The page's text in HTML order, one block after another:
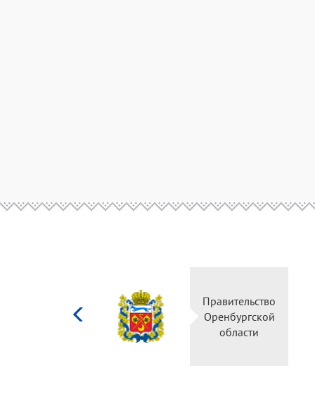
Правительство
Оренбургской
области